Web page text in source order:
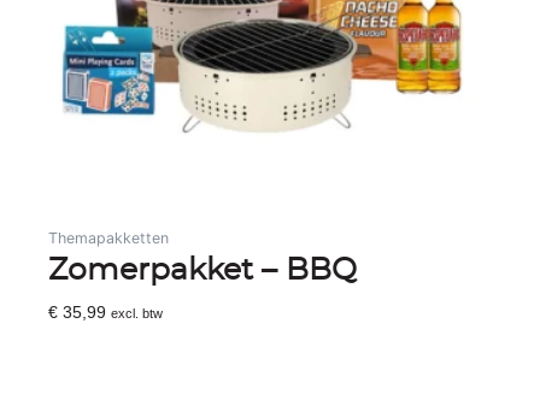
Themapakketten
Zomerpakket – BBQ
€ 35,99 excl. btw